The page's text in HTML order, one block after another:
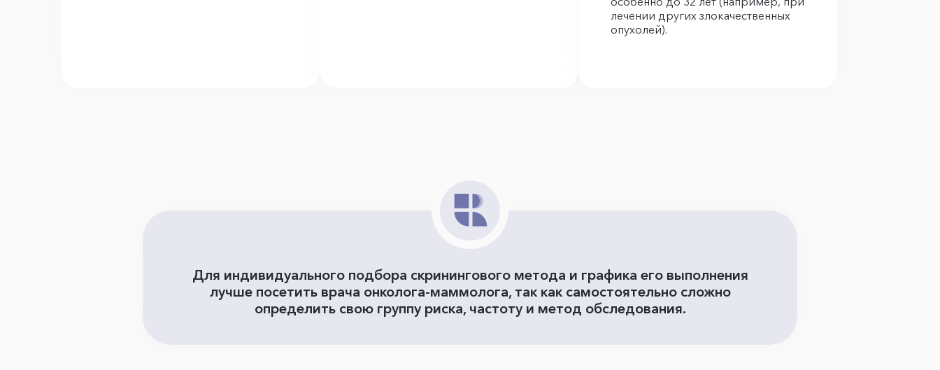
лечении других злокачественных
опухолей).
Для индивидуального подбора скринингового метода и графика его выполнения
лучше посетить врача онколога-маммолога, так как самостоятельно сложно
определить свою группу риска, частоту и метод обследования.